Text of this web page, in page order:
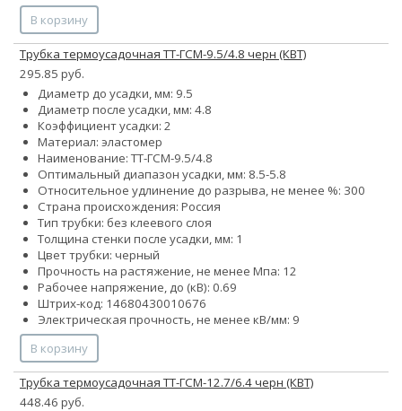
В корзину
Трубка термоусадочная ТТ-ГСМ-9.5/4.8 черн (КВТ)
295.85 руб.
Диаметр до усадки, мм: 9.5
Диаметр после усадки, мм: 4.8
Коэффициент усадки: 2
Материал: эластомер
Наименование: ТТ-ГСМ-9.5/4.8
Оптимальный диапазон усадки, мм: 8.5-5.8
Относительное удлинение до разрыва, не менее %: 300
Страна происхождения: Россия
Тип трубки: без клеевого слоя
Толщина стенки после усадки, мм: 1
Цвет трубки: черный
Прочность на растяжение, не менее Мпа: 12
Рабочее напряжение, до (кВ): 0.69
Штрих-код: 14680430010676
Электрическая прочность, не менее кВ/мм: 9
В корзину
Трубка термоусадочная ТТ-ГСМ-12.7/6.4 черн (КВТ)
448.46 руб.